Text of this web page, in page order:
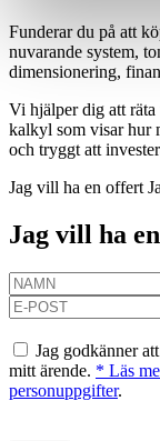
Funderar du på att
nuvarande system,
dimensionering,
Vi hjälper dig att
kalkyl som visar hur
och tryggt att
Jag vill ha en offert
Jag vill ha
Jag godkänner
mitt ärende. * Läs
personuppgifter.